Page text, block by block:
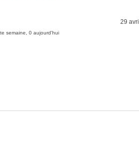
29 avril
semaine, 0 aujourd'hui